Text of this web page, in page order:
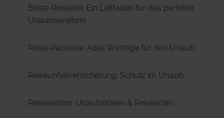
Beste Reisezeit: Ein Leitfaden für das perfekte
Urlaubserlebnis
Reise-Packliste: Alles Wichtige für den Urlaub
Reiseunfallversicherung: Schutz im Urlaub
Reisewelten: Urlaubsideen & Reisearten